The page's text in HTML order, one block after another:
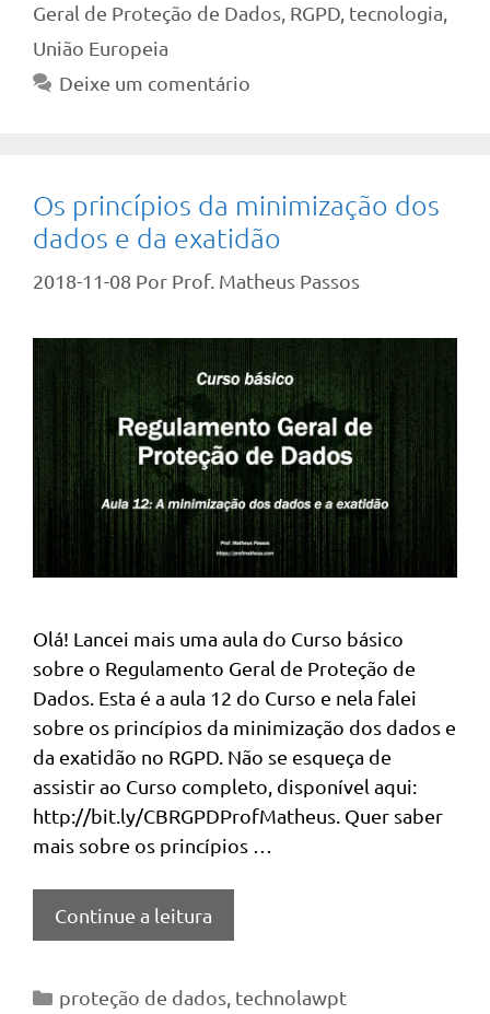
Geral de Proteção de Dados, RGPD, tecnologia,
União Europeia
Deixe um comentário
Os princípios da minimização dos
dados e da exatidão
2018-11-08 Por Prof. Matheus Passos
Olá! Lancei mais uma aula do Curso básico
sobre o Regulamento Geral de Proteção de
Dados. Esta é a aula 12 do Curso e nela falei
sobre os princípios da minimização dos dados e
da exatidão no RGPD. Não se esqueça de
assistir ao Curso completo, disponível aqui:
http://bit.ly/CBRGPDProfMatheus. Quer saber
mais sobre os princípios …
Continue a leitura
Categorias
proteção de dados, technolawpt